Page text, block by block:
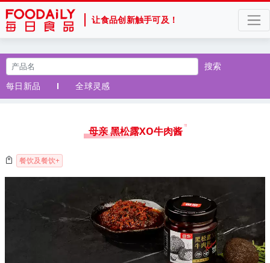
让食品创新触手可及！
搜索
每日新品
全球灵感
母亲 黑松露XO牛肉酱
餐饮及餐饮+